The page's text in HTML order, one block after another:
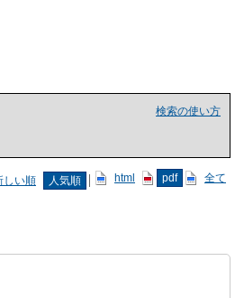
検索の使い方
しい順 人気順 html pdf 全て